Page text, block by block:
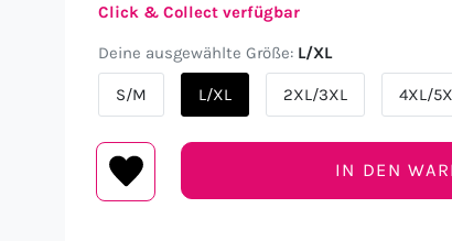
Click & Collect verfügbar
Deine ausgewählte Größe: L/XL
S/M L/XL 2XL/3XL 4XL/
IN DEN